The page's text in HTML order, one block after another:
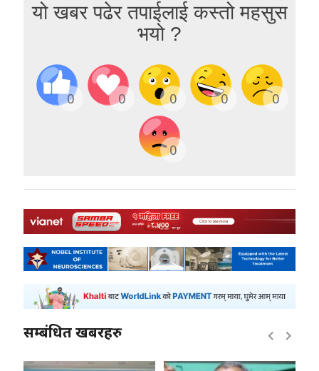
यो खबर पढेर तपाईलाई कस्तो महसुस
भयो ?
0 0 0 0 0
0
सम्बंधित खबरहरु